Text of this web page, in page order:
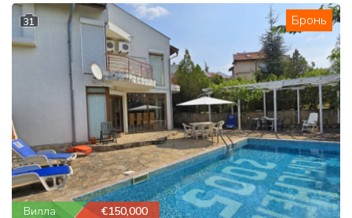
31 Бронь
Вилла €150,000